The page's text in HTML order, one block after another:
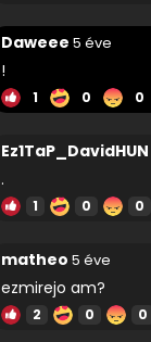
Daweee 5 éve
!
1 0 0
Ez1TaP_DavidHUN
.
1 0 0
matheo 5 éve
ezmirejo am?
2 0 0